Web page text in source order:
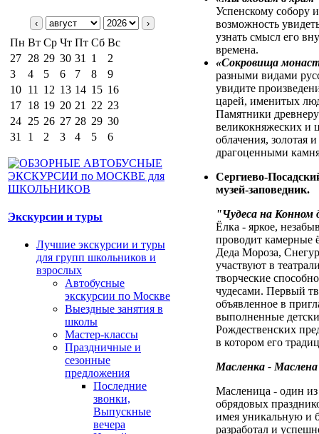
‹ ›
Пн Вт Ср Чт Пт Сб Вс
27 28 29 30 31 1
2
3
4 5 6 7 8
9
10 11 12 13 14 15 16
17 18 19 20 21 22 23
24 25 26 27 28 29 30
31
1 2 3 4 5 6
Экскурсии и туры
Лучшие экскурсии и туры
для групп школьников и
взрослых
Автобусные
экскурсии по Москве
Выездные занятия в
школы
Мастер-классы
Праздничные и
сезонные
предложения
Последние
звонки,
Выпускные
вечера
Успенскому собору
возможность
узнать смысл его
времена.
«Сокровища
разными видами
увидите
царей, именитых
Памятники
великокняжеских и
облачения, золотая
драгоценными
Сергиево-
музей-заповедник.
"Чудеса на Конном
Ёлка - яркое,
проводит камерные
Деда Мороза,
участвуют в
творческие
чудесами. Первый
объявленное в
выполненные
Рождественских
в котором его
Масленка -
Масленица - один
обрядовых
имея уникальную и
разработал и